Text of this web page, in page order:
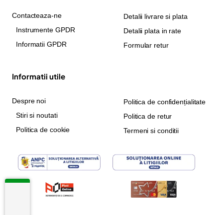
Contacteaza-ne
Instrumente GPDR
Informatii GPDR
Detalii livrare si plata
Detalii plata in rate
Formular retur
Informatii utile
Despre noi
Stiri si noutati
Politica de cookie
Politica de confidențialitate
Politica de retur
Termeni si conditii